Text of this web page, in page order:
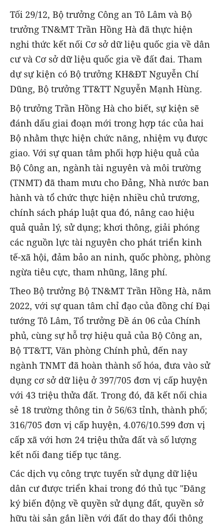
Tối 29/12, Bộ trưởng Công an Tô Lâm và Bộ
trưởng TN&MT Trần Hồng Hà đã thực hiện
nghi thức kết nối Cơ sở dữ liệu quốc gia về dân
cư và Cơ sở dữ liệu quốc gia về đất đai. Tham
dự sự kiện có Bộ trưởng KH&ĐT Nguyễn Chí
Dũng, Bộ trưởng TT&TT Nguyễn Mạnh Hùng.
Bộ trưởng Trần Hồng Hà cho biết, sự kiện sẽ
đánh dấu giai đoạn mới trong hợp tác của hai
Bộ nhằm thực hiện chức năng, nhiệm vụ được
giao. Với sự quan tâm phối hợp hiệu quả của
Bộ Công an, ngành tài nguyên và môi trường
(TNMT) đã tham mưu cho Đảng, Nhà nước ban
hành và tổ chức thực hiện nhiều chủ trương,
chính sách pháp luật qua đó, nâng cao hiệu
quả quản lý, sử dụng; khơi thông, giải phóng
các nguồn lực tài nguyên cho phát triển kinh
tế-xã hội, đảm bảo an ninh, quốc phòng, phòng
ngừa tiêu cực, tham nhũng, lãng phí.
Theo Bộ trưởng Bộ TN&MT Trần Hồng Hà, năm
2022, với sự quan tâm chỉ đạo của đồng chí Đại
tướng Tô Lâm, Tổ trưởng Đề án 06 của Chính
phủ, cùng sự hỗ trợ hiệu quả của Bộ Công an,
Bộ TT&TT, Văn phòng Chính phủ, đến nay
ngành TNMT đã hoàn thành số hóa, đưa vào sử
dụng cơ sở dữ liệu ở 397/705 đơn vị cấp huyện
với 43 triệu thửa đất. Trong đó, đã kết nối chia
sẻ 18 trường thông tin ở 56/63 tỉnh, thành phố;
316/705 đơn vị cấp huyện, 4.076/10.599 đơn vị
cấp xã với hơn 24 triệu thửa đất và số lượng
kết nối đang tiếp tục tăng.
Các dịch vụ công trực tuyến sử dụng dữ liệu
dân cư được triển khai trong đó thủ tục "Đăng
ký biến động về quyền sử dụng đất, quyền sở
hữu tài sản gắn liền với đất do thay đổi thông